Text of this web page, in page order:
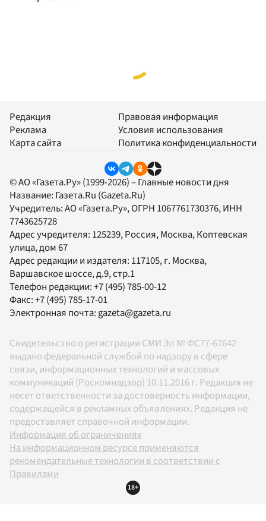
Редакция
Реклама
Карта сайта
Правовая информация
Условия использования
Политика конфиденциальности
© АО «Газета.Ру» (1999-2026) – Главные новости дня
Название: Газета.Ru (Gazeta.Ru)
Учредитель:АО «Газета.Ру», ОГРН 1067761730376, ИНН
7743625728
Адрес учредителя: 125239, Россия, Москва, Коптевская
улица, дом 67
Адрес редакции и издателя: 117105, г. Москва,
Варшавское шоссе, д.9, стр.1
Телефон редакции:+7 (495) 785-00-12
Факс:+7 (495) 785-17-01
Электронная почта: gazeta@gazeta.ru
Свидетельство о регистрации СМИ Эл № ФС77-67642
выдано федеральной службой по надзору в сфере
связи, информационных технологий и массовых
коммуникаций (Роскомнадзор) 10.11.2016 г. Редакция не
несет ответственности за достоверность информации,
содержащейся в рекламных объявлениях. Редакция не
предоставляет справочной информации.
Информация об ограничениях
На информационном ресурсе применяются
рекомендательные технологии в соответствии с
Правилами
18+